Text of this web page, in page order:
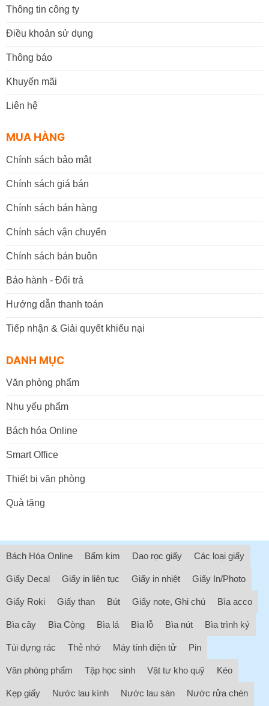
Thông tin công ty
Điều khoản sử dụng
Thông báo
Khuyến mãi
Liên hệ
MUA HÀNG
Chính sách bảo mật
Chính sách giá bán
Chính sách bán hàng
Chính sách vận chuyển
Chính sách bán buôn
Bảo hành - Đổi trả
Hướng dẫn thanh toán
Tiếp nhận & Giải quyết khiếu nại
DANH MỤC
Văn phòng phẩm
Nhu yếu phẩm
Bách hóa Online
Smart Office
Thiết bị văn phòng
Quà tặng
Bách Hóa Online Bấm kim Dao rọc giấy Các loại giấy
Giấy Decal Giấy in liên tục Giấy in nhiệt Giấy In/Photo
Giấy Roki Giấy than Bút Giấy note, Ghi chú Bìa acco
Bìa cây Bìa Còng Bìa lá Bìa lỗ Bìa nút Bìa trình ký
Túi đựng rác Thẻ nhớ Máy tính điện tử Pin
Văn phòng phẩm Tập học sinh Vật tư kho quỹ Kéo
Kẹp giấy Nước lau kính Nước lau sàn Nước rửa chén